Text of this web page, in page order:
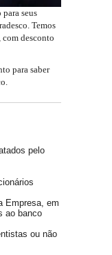
seus
Temos
com desconto
para saber
pelo
Empresa, em
ao banco
ou não